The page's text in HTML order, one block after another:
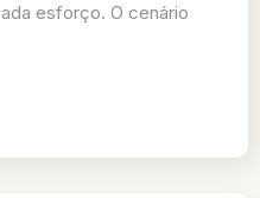
esforço. O cenário